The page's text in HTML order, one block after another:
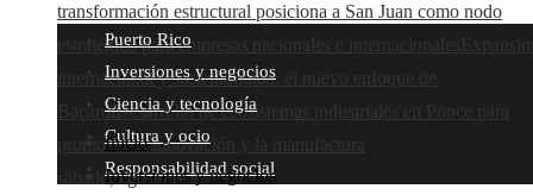
transformación estructural posiciona a San Juan como nodo
estratégico para empresas nacionales e internacionales
internacional y sostenibilidad: el nuevo enfoque de
BacardíDesarrollo de ecosistemas industriales en Ponce para
promover la innovación y la manufactura
sábado, agosto 8
Puerto Rico
Inversiones y negocios
Ciencia y tecnología
Cultura y ocio
Responsabilidad social
Inicio
Inversiones y negocios